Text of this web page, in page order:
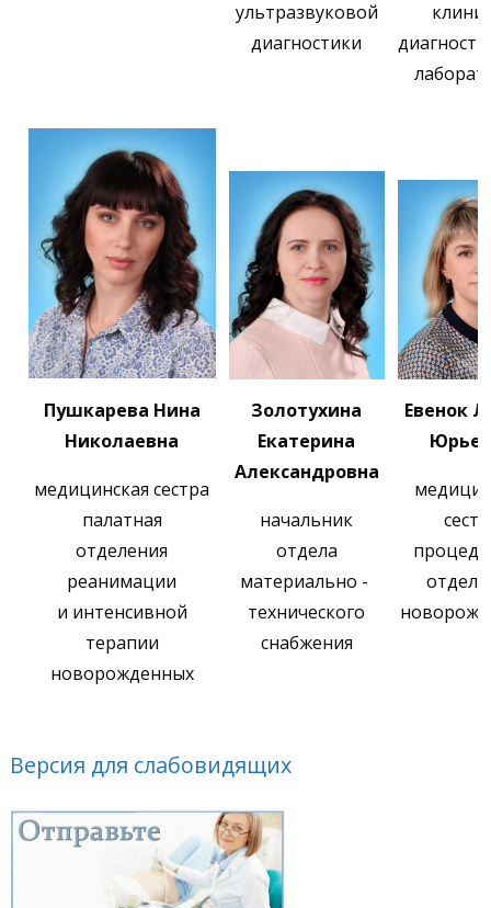
ультразвуковой
диагностики
Пушкарева Нина
Николаевна
медицинская сестра
палатная
отделения
реанимации
и интенсивной
терапии
новорожденных
Золотухина
Екатерина
Александровна
начальник
отдела
материально -
технического
снабжения
Евенок
Версия для слабовидящих